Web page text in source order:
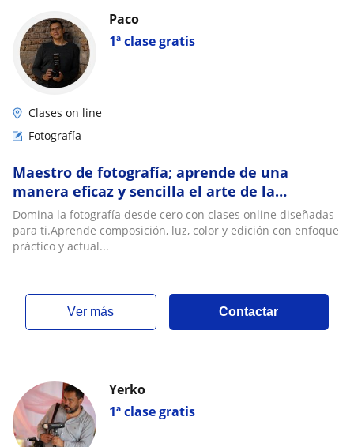
1ª clase gratis
Paco
Clases on line
Fotografía
Maestro de fotografía; aprende de una
manera eficaz y sencilla el arte de la
fotografía desde cero
Domina la fotografía desde cero con clases online diseñadas
para ti.Aprende composición, luz, color y edición con enfoque
práctico y actual...
ver más Contactar
1ª clase gratis
Yerko